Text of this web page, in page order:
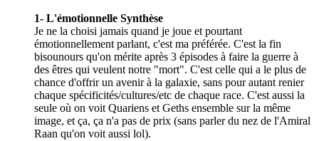
1- L'émotionnelle Synthèse
Je ne la choisi jamais quand je joue et pourtant
émotionnellement parlant, c'est ma préférée. C'est la fin
bisounours qu'on mérite après 3 épisodes à faire la guerre à
des êtres qui veulent notre "mort". C'est celle qui a le plus de
chance d'offrir un avenir à la galaxie, sans pour autant renier
chaque spécificités/cultures/etc de chaque race. C'est aussi la
seule où on voit Quariens et Geths ensemble sur la même
image, et ça, ça n'a pas de prix (sans parler du nez de l'Amiral
Raan qu'on voit aussi lol).